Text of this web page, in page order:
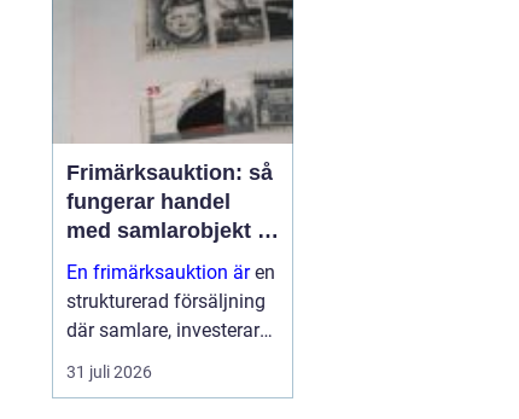
Frimärksauktion: så
fungerar handel
med samlarobjekt i
praktiken
En frimärksauktion ären
strukturerad försäljning
där samlare, investerare
och nybörjare köper och
säljer frimärken genom
31 juli 2026